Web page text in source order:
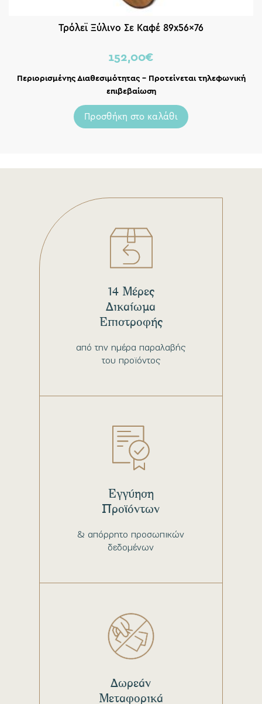
Τρόλεϊ Ξύλινο Σε Καφέ 89x56x76
152,00€
Περιορισμένης Διαθεσιμότητας – Προτείνεται τηλεφωνική
επιβεβαίωση
Προσθήκη στο καλάθι
από την ημέρα παραλαβής
του προϊόντος
14 Μέρες
Δικαίωμα
Επιστροφής
& απόρρητο προσωπικών
δεδομένων
Εγγύηση
Προϊόντων
Δωρεάν
Μεταφορικά